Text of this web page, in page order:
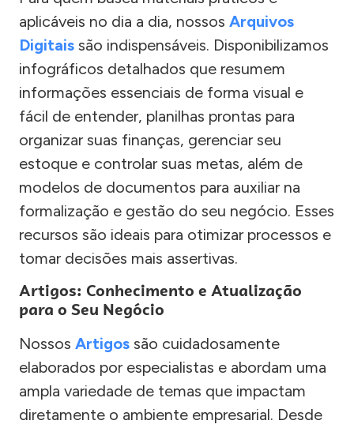
aplicáveis no dia a dia, nossos Arquivos
Digitais são indispensáveis. Disponibilizamos
infográficos detalhados que resumem
informações essenciais de forma visual e
fácil de entender, planilhas prontas para
organizar suas finanças, gerenciar seu
estoque e controlar suas metas, além de
modelos de documentos para auxiliar na
formalização e gestão do seu negócio. Esses
recursos são ideais para otimizar processos e
tomar decisões mais assertivas.
Artigos: Conhecimento e Atualização
para o Seu Negócio
Nossos Artigos são cuidadosamente
elaborados por especialistas e abordam uma
ampla variedade de temas que impactam
diretamente o ambiente empresarial. Desde